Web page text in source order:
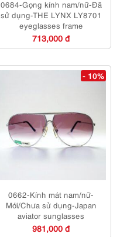
0684-Gọng kính nam/nữ-Đã
sử dụng-THE LYNX LY8701
eyeglasses frame
713,000 đ
- 10%
0662-Kính mát nam/nữ-
Mới/Chưa sử dụng-Japan
aviator sunglasses
981,000 đ